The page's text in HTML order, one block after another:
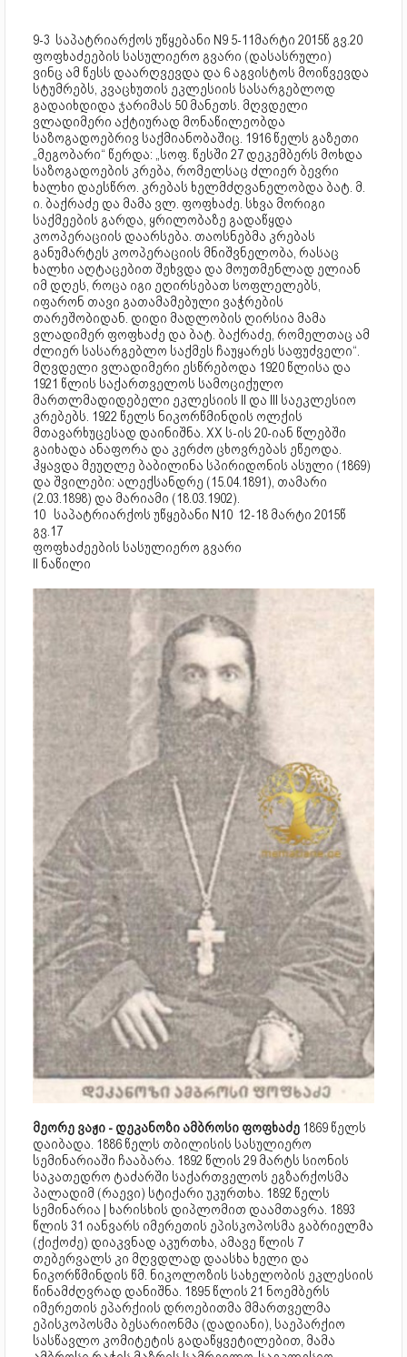
9-3 საპატრიარქოს უწყებანი N9 5-11მარტი 2015წ გვ.20
ფოფხაძეების სასულიერო გვარი (დასასრული)
ვინც ამ წესს დაარღვევდა და 6 აგვისტოს მოიწვევდა
სტუმრებს, კვაცხუთის ეკლესიის სასარგებლოდ
გადაიხდიდა ჯარიმას 50 მანეთს. მღვდელი
ვლადიმერი აქტიურად მონაწილეობდა
საზოგადოებრივ საქმიანობაშიც. 1916 წელს გაზეთი
„მეგობარი“ წერდა: „სოფ. წესში 27 დეკემბერს მოხდა
საზოგადოების კრება, რომელსაც ძლიერ ბევრი
ხალხი დაესწრო. კრებას ხელმძღვანელობდა ბატ. მ.
ი. ბაქრაძე და მამა ვლ. ფოფხაძე. სხვა მორიგი
საქმეების გარდა, ყრილობაზე გადაწყდა
კოოპერაციის დაარსება. თაოსნებმა კრებას
განუმარტეს კოოპერაციის მნიშვნელობა, რასაც
ხალხი აღტაცებით შეხვდა და მოუთმენლად ელიან
იმ დღეს, როცა იგი ეღირსებათ სოფლელებს,
იფარონ თავი გათამამებული ვაჭრების
თარეშობიდან. დიდი მადლობის ღირსია მამა
ვლადიმერ ფოფხაძე და ბატ. ბაქრაძე, რომელთაც ამ
ძლიერ სასარგებლო საქმეს ჩაუყარეს საფუძველი“.
მღვდელი ვლადიმერი ესწრებოდა 1920 წლისა და
1921 წლის საქართველოს სამოციქულო
მართლმადიდებელი ეკლესიის II და III საეკლესიო
კრებებს. 1922 წელს ნიკორწმინდის ოლქის
მთავარხუცესად დაინიშნა. XX ს-ის 20-იან წლებში
გაიხადა ანაფორა და კერძო ცხოვრებას ეწეოდა.
ჰყავდა მეუღლე ბაბილინა სპირიდონის ასული (1869)
და შვილები: ალექსანდრე (15.04.1891), თამარი
(2.03.1898) და მარიამი (18.03.1902).
10 საპატრიარქოს უწყებანი N10 12-18 მარტი 2015წ
გვ.17
ფოფხაძეების სასულიერო გვარი
II ნაწილი
მეორე ვაჟი - დეკანოზი ამბროსი ფოფხაძე 1869 წელს
დაიბადა. 1886 წელს თბილისის სასულიერო
სემინარიაში ჩააბარა. 1892 წლის 29 მარტს სიონის
საკათედრო ტაძარში საქართველოს ეგზარქოსმა
პალადიმ (რაევი) სტიქარი უკურთხა. 1892 წელს
სემინარია | ხარისხის დიპლომით დაამთავრა. 1893
წლის 31 იანვარს იმერეთის ეპისკოპოსმა გაბრიელმა
(ქიქოძე) დიაკვნად აკურთხა, ამავე წლის 7
თებერვალს კი მღვდლად დაასხა ხელი და
ნიკორწმინდის წმ. ნიკოლოზის სახელობის ეკლესიის
წინამძღვრად დანიშნა. 1895 წლის 21 ნოემბერს
იმერეთის ეპარქიის დროებითმა მმართველმა
ეპისკოპოსმა ბესარიონმა (დადიანი), საეპარქიო
სასწავლო კომიტეტის გადაწყვეტილებით, მამა